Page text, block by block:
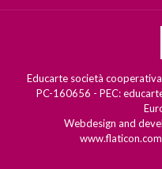
Educarte società
PC-160656 - PEC:
Webdesign and
www.flaticon.com